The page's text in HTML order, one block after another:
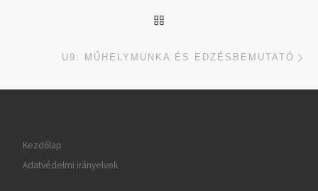
U9: MŰHELYMUNKA ÉS EDZÉSBEMUTATÓ
Kezdőlap
Adatvédelmi irányelvek